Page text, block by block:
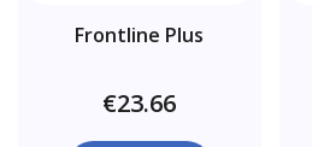
Frontline Plus
€23.66